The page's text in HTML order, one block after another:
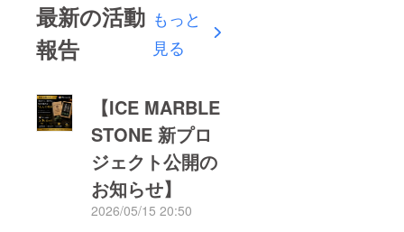
最新の活動
報告
もっと
見る
【ICE MARBLE
STONE 新プロ
ジェクト公開の
お知らせ】
2026/05/15 20:50